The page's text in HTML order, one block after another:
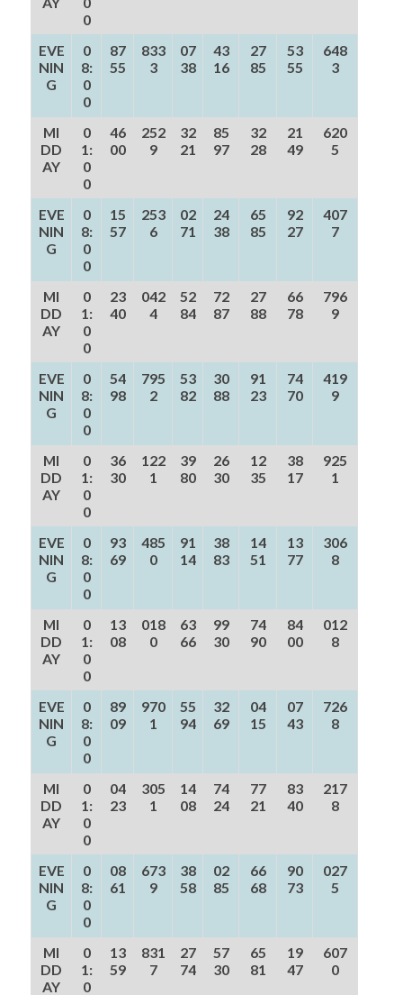
0
EVE
NIN
G
0
8:
0
0
87
55
833
3
07
38
43
16
27
85
53
55
648
3
MI
DD
AY
0
1:
0
0
46
00
252
9
32
21
85
97
32
28
21
49
620
5
EVE
NIN
G
0
8:
0
0
15
57
253
6
02
71
24
38
65
85
92
27
407
7
MI
DD
AY
0
1:
0
0
23
40
042
4
52
84
72
87
27
88
66
78
796
9
EVE
NIN
G
0
8:
0
0
54
98
795
2
53
82
30
88
91
23
74
70
419
9
MI
DD
AY
0
1:
0
0
36
30
122
1
39
80
26
30
12
35
38
17
925
1
EVE
NIN
G
0
8:
0
0
93
69
485
0
91
14
38
83
14
51
13
77
306
8
MI
DD
AY
0
1:
0
0
13
08
018
0
63
66
99
30
74
90
84
00
012
8
EVE
NIN
G
0
8:
0
0
89
09
970
1
55
94
32
69
04
15
07
43
726
8
MI
DD
AY
0
1:
0
0
04
23
305
1
14
08
74
24
77
21
83
40
217
8
EVE
NIN
G
0
8:
0
0
08
61
673
9
38
58
02
85
66
68
90
73
027
5
MI
DD
AY
0
1:
0
13
59
831
7
27
74
57
30
65
81
19
47
607
0